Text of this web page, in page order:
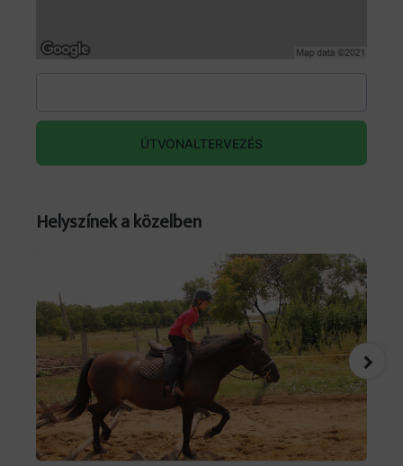
ÚTVONALTERVEZÉS
Helyszínek a közelben